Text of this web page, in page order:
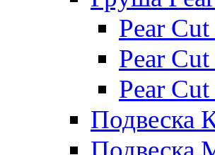
Pear
Pear
Pear
Подвеска